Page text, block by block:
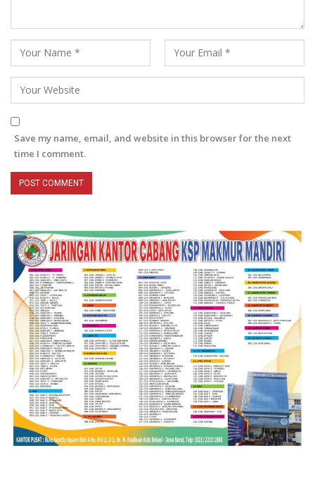
Save my name, email, and website in this browser for the next
time I comment.